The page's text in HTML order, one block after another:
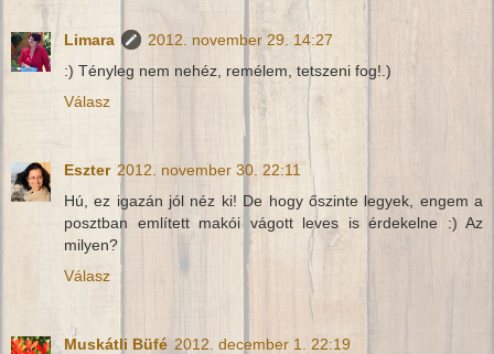
Limara
2012. november 29. 14:27
:) Tényleg nem nehéz, remélem, tetszeni fog!.)
Válasz
Eszter 2012. november 30. 22:11
Hú, ez igazán jól néz ki! De hogy őszinte legyek, engem a
posztban említett makói vágott leves is érdekelne :) Az
milyen?
Válasz
Muskátli Büfé 2012. december 1. 22:19